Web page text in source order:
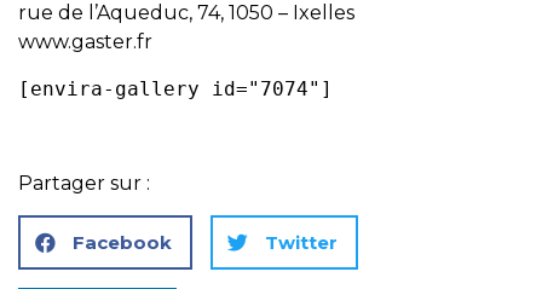
rue de l’Aqueduc, 74, 1050 – Ixelles
www.gaster.fr
[envira-gallery id="7074"]
Partager sur :
Facebook Twitter